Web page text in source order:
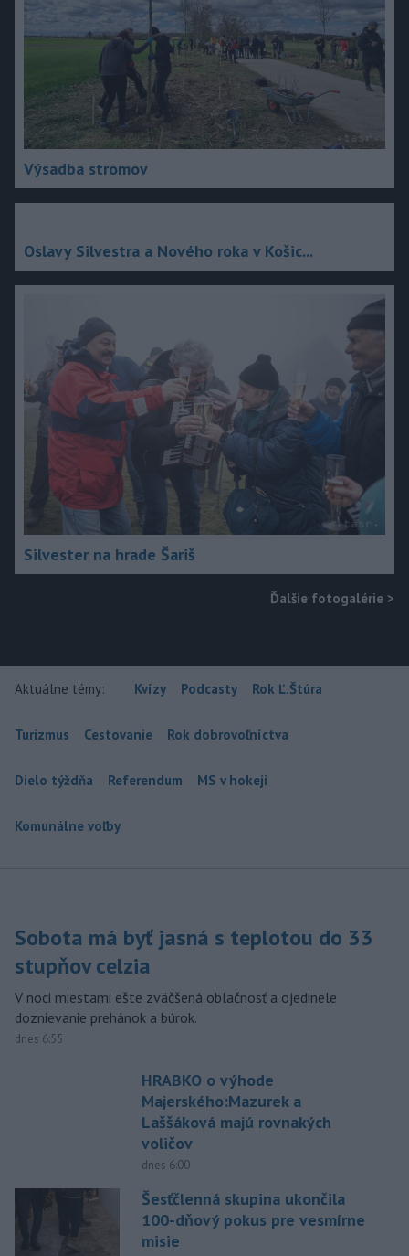
Výsadba stromov
Oslavy Silvestra a Nového roka v Košic...
Silvester na hrade Šariš
Ďalšie fotogalérie >
Aktuálne témy: Kvízy Podcasty Rok Ľ.Štúra
Turizmus Cestovanie Rok dobrovoľníctva
Dielo týždňa Referendum MS v hokeji
Komunálne voľby
Sobota má byť jasná s teplotou do 33
stupňov celzia
V noci miestami ešte zväčšená oblačnosť a ojedinele
doznievanie prehánok a búrok.
dnes 6:55
HRABKO o výhode
Majerského:Mazurek a
Laššáková majú rovnakých
voličov
dnes 6:00
Šesťčlenná skupina ukončila
100-dňový pokus pre vesmírne
misie